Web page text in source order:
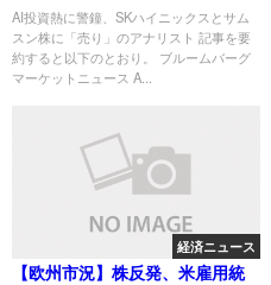
ナリスト
AI投資熱に警鐘、SKハイニックスとサム
スン株に「売り」のアナリスト 記事を要
約すると以下のとおり。 ブルームバーグ
マーケットニュース A...
経済ニュース
【欧州市況】株反発、米雇用統